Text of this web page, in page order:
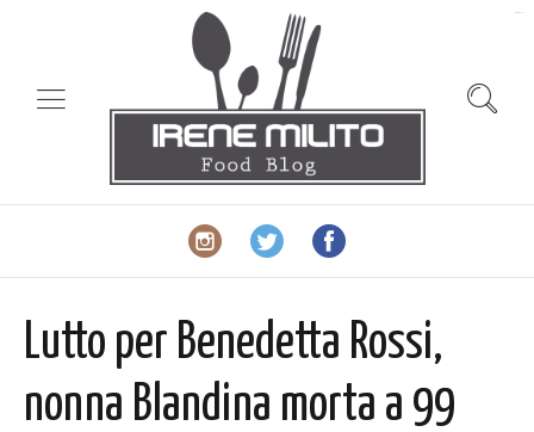
Lutto per Benedetta Rossi,
nonna Blandina morta a 99